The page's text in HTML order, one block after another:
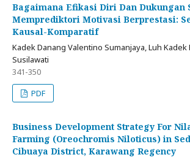
Bagaimana Efikasi Diri Dan Dukungan
Memprediktori Motivasi Berprestasi:
Kausal-Komparatif
Kadek Danang Valentino Sumanjaya, Luh Kadek
Susilawati
341-350
PDF
Business Development Strategy For
Farming (Oreochromis Niloticus) in
Cibuaya District, Karawang Regency